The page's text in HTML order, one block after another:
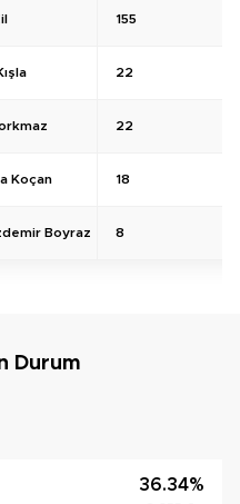
155
22
22
Koçan 18
Boyraz 8
Durum
36.34%